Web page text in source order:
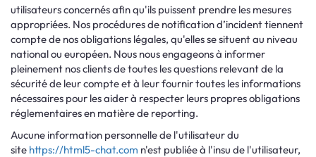
utilisateurs concernés afin qu'ils puissent prendre les mesures
appropriées. Nos procédures de notification d’incident tiennent
compte de nos obligations légales, qu'elles se situent au niveau
national ou européen. Nous nous engageons à informer
pleinement nos clients de toutes les questions relevant de la
sécurité de leur compte et à leur fournir toutes les informations
nécessaires pour les aider à respecter leurs propres obligations
réglementaires en matière de reporting.
Aucune information personnelle de l'utilisateur du
site https://html5-chat.com n'est publiée à l'insu de l'utilisateur,